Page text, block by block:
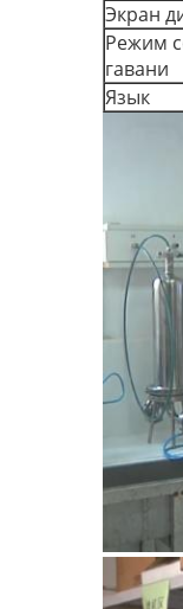
Экран
Режим
гавани
Язык